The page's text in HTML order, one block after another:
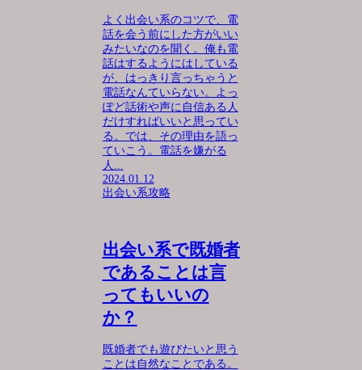
よく出会い系のコツで、電
話を会う前にした方がいい
みたいなのを聞く。俺も電
話はするようにはしている
が、はっきり言っちゃうと
電話なんていらない。よっ
ぽど話術や声に自信ある人
だけすればいいと思ってい
る。では、その理由を語っ
ていこう。電話を嫌がる
人...
2024.01.12
出会い系攻略
出会い系で既婚者
であることは言
ってもいいの
か？
既婚者でも遊びたいと思う
ことは自然なことである。